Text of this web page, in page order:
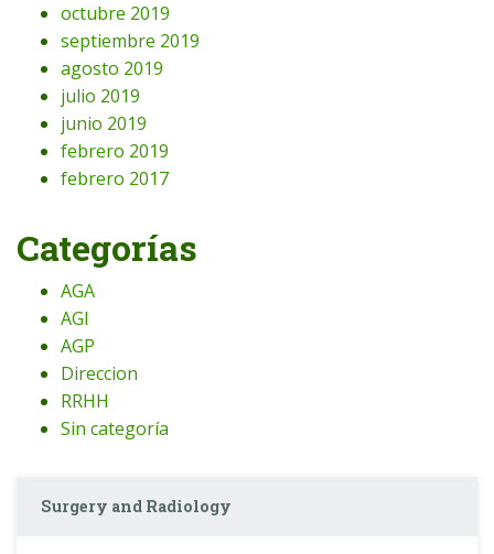
octubre 2019
septiembre 2019
agosto 2019
julio 2019
junio 2019
febrero 2019
febrero 2017
Categorías
AGA
AGI
AGP
Direccion
RRHH
Sin categoría
Surgery and Radiology